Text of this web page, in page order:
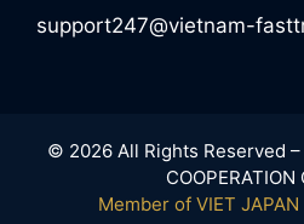
support247@vietnam-
© 2026 All Rights Reserved –
COOPERATION
Member of VIET JAPAN